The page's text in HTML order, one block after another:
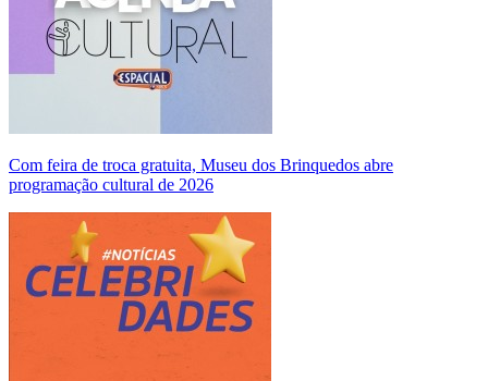
Com feira de troca gratuita, Museu dos Brinquedos abre
programação cultural de 2026